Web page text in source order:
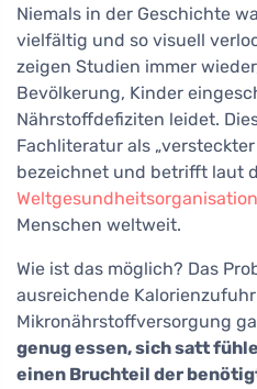
Niemals in der Geschichte
vielfältig und so visuell
zeigen Studien immer
Bevölkerung, Kinder
Nährstoffdefiziten leidet.
Fachliteratur als
bezeichnet und betrifft laut
Weltgesundheitsorganisation
Menschen weltweit.
Wie ist das möglich? Das
ausreichende
Mikronährstoffversorgung
genug essen, sich satt
einen Bruchteil der